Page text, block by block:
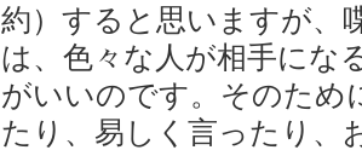
約）すると思いますが、
は、色々な人が相手にな
がいいのです。そのため
たり、易しく言ったり、